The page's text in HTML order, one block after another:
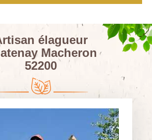
élagueur
Macheron
52200